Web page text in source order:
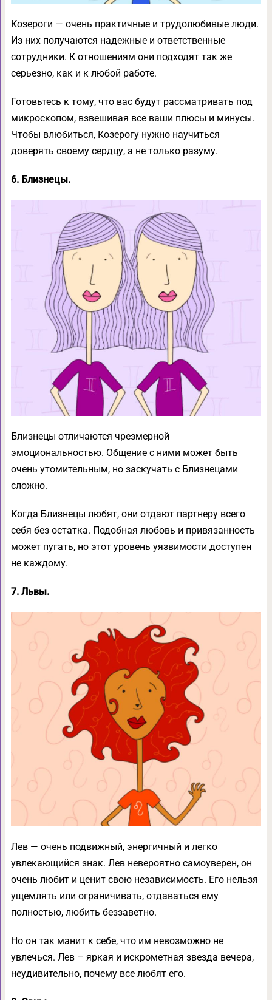
Козероги — очень практичные и трудолюбивые люди.
Из них получаются надежные и ответственные
сотрудники. К отношениям они подходят так же
серьезно, как и к любой работе.
Готовьтесь к тому, что вас будут рассматривать под
микроскопом, взвешивая все ваши плюсы и минусы.
Чтобы влюбиться, Козерогу нужно научиться
доверять своему сердцу, а не только разуму.
6. Близнецы.
Близнецы отличаются чрезмерной
эмоциональностью. Общение с ними может быть
очень утомительным, но заскучать с Близнецами
сложно.
Когда Близнецы любят, они отдают партнеру всего
себя без остатка. Подобная любовь и привязанность
может пугать, но этот уровень уязвимости доступен
не каждому.
7. Львы.
Лев — очень подвижный, энергичный и легко
увлекающийся знак. Лев невероятно самоуверен, он
очень любит и ценит свою независимость. Его нельзя
ущемлять или ограничивать, отдаваться ему
полностью, любить беззаветно.
Но он так манит к себе, что им невозможно не
увлечься. Лев – яркая и искрометная звезда вечера,
неудивительно, почему все любят его.